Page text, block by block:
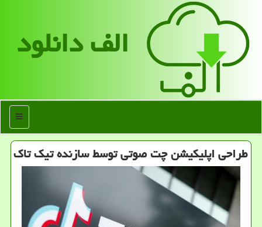
الف دانلود
منو
طراحی اپلیكیشن چت صوتی توسط سازنده تیك تاك